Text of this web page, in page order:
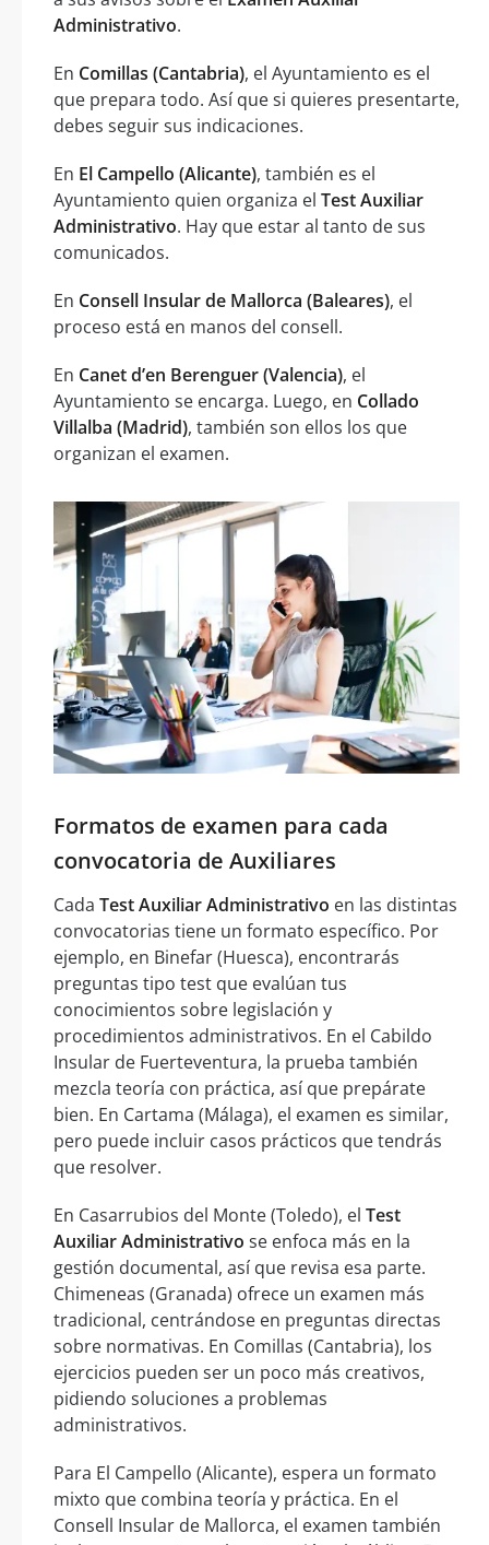
Administrativo.
En Comillas (Cantabria), el Ayuntamiento es el
que prepara todo. Así que si quieres presentarte,
debes seguir sus indicaciones.
En El Campello (Alicante), también es el
Ayuntamiento quien organiza el Test Auxiliar
Administrativo. Hay que estar al tanto de sus
comunicados.
En Consell Insular de Mallorca (Baleares), el
proceso está en manos del consell.
En Canet d’en Berenguer (Valencia), el
Ayuntamiento se encarga. Luego, en Collado
Villalba (Madrid), también son ellos los que
organizan el examen.
Formatos de examen para cada
convocatoria de Auxiliares
Cada Test Auxiliar Administrativo en las distintas
convocatorias tiene un formato específico. Por
ejemplo, en Binefar (Huesca), encontrarás
preguntas tipo test que evalúan tus
conocimientos sobre legislación y
procedimientos administrativos. En el Cabildo
Insular de Fuerteventura, la prueba también
mezcla teoría con práctica, así que prepárate
bien. En Cartama (Málaga), el examen es similar,
pero puede incluir casos prácticos que tendrás
que resolver.
En Casarrubios del Monte (Toledo), el Test
Auxiliar Administrativo se enfoca más en la
gestión documental, así que revisa esa parte.
Chimeneas (Granada) ofrece un examen más
tradicional, centrándose en preguntas directas
sobre normativas. En Comillas (Cantabria), los
ejercicios pueden ser un poco más creativos,
pidiendo soluciones a problemas
administrativos.
Para El Campello (Alicante), espera un formato
mixto que combina teoría y práctica. En el
Consell Insular de Mallorca, el examen también